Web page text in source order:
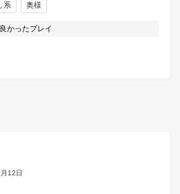
系 奥様
良かったプレイ
12日